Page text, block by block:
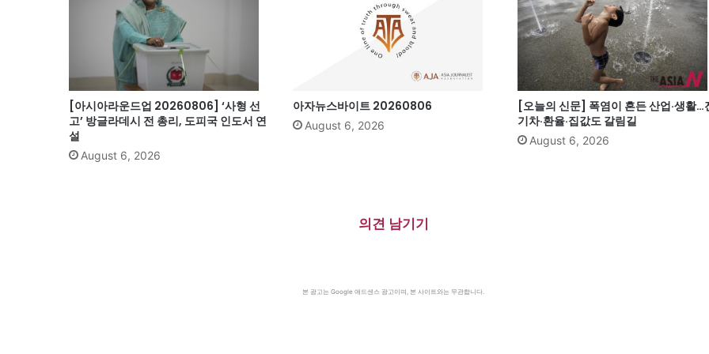
[아시아라운드업 20260806] ‘사형 선
고’ 방글라데시 전 총리, 도피국 인도서 연
설
August 6, 2026
아자뉴스바이트 20260806
August 6, 2026
[오늘의 신문] 폭염이 흔든 산업·생활…
기차·환율·집값도 갈림길
August 6, 2026
의견 남기기
본 광고는 Google 애드센스 광고이며, 본 사이트와는 무관합니다.